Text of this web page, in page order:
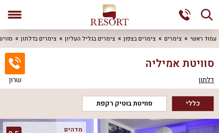
עמוד ראשי צימרים צימרים בצפון צימרים בגליל העליון צימרים בדלתון
סוויטת אמיליה
דלתון שרון
כללי סוויטת בוטיק רקפת
מדהים